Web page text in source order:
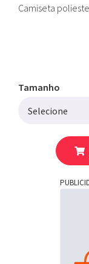
Camiseta
Tamanho